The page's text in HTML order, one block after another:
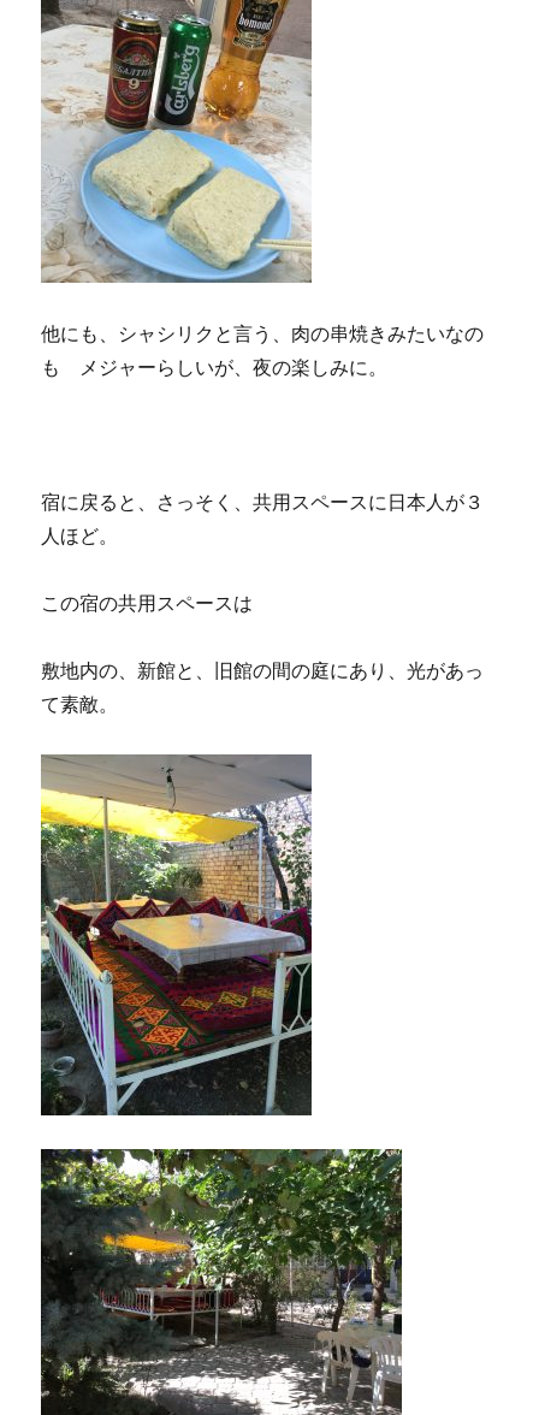
他にも、シャシリクと言う、肉の串焼きみたいなの
も メジャーらしいが、夜の楽しみに。
宿に戻ると、さっそく、共用スペースに日本人が３
人ほど。
この宿の共用スペースは
敷地内の、新館と、旧館の間の庭にあり、光があっ
て素敵。